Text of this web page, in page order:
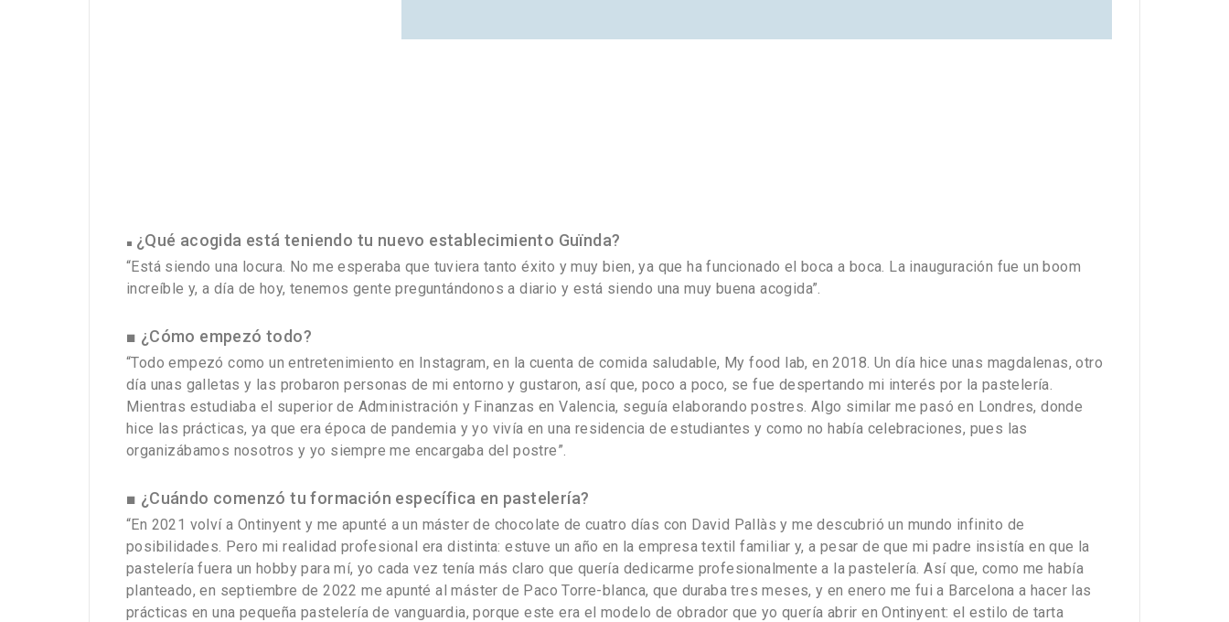
■ ¿Qué acogida está teniendo tu nuevo establecimiento Guïnda?
“Está siendo una locura. No me esperaba que tuviera tanto éxito y muy bien, ya que ha funcionado el boca a boca. La inauguración fue un boom
increíble y, a día de hoy, tenemos gente preguntándonos a diario y está siendo una muy buena acogida”.
■ ¿Cómo empezó todo?
“Todo empezó como un entretenimiento en Instagram, en la cuenta de comida saludable, My food lab, en 2018. Un día hice unas magdalenas, otro
día unas galletas y las probaron personas de mi entorno y gustaron, así que, poco a poco, se fue despertando mi interés por la pastelería.
Mientras estudiaba el superior de Administración y Finanzas en Valencia, seguía elaborando postres. Algo similar me pasó en Londres, donde
hice las prácticas, ya que era época de pandemia y yo vivía en una residencia de estudiantes y como no había celebraciones, pues las
organizábamos nosotros y yo siempre me encargaba del postre”.
■ ¿Cuándo comenzó tu formación específica en pastelería?
“En 2021 volví a Ontinyent y me apunté a un máster de chocolate de cuatro días con David Pallàs y me descubrió un mundo infinito de
posibilidades. Pero mi realidad profesional era distinta: estuve un año en la empresa textil familiar y, a pesar de que mi padre insistía en que la
pastelería fuera un hobby para mí, yo cada vez tenía más claro que quería dedicarme profesionalmente a la pastelería. Así que, como me había
planteado, en septiembre de 2022 me apunté al máster de Paco Torre-blanca, que duraba tres meses, y en enero me fui a Barcelona a hacer las
prácticas en una pequeña pastelería de vanguardia, porque este era el modelo de obrador que yo quería abrir en Ontinyent: el estilo de tarta